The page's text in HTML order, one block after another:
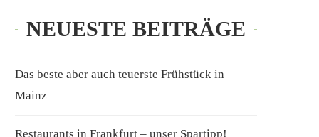
NEUESTE BEITRÄGE
Das beste aber auch teuerste Frühstück in
Mainz
Restaurants in Frankfurt – unser Spartipp!